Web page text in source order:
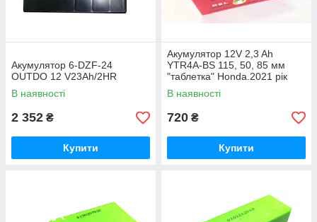
Акумулятор 6-DZF-24
OUTDO 12 V23Ah/2HR
В наявності
2 352 ₴
Купити
Акумулятор 12V 2,3 Ah
YTR4A-BS 115, 50, 85 мм
"таблетка" Honda.2021 рік
випуску.
В наявності
720 ₴
Купити